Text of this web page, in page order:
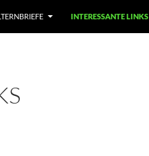
INTERESSANTE LINKS